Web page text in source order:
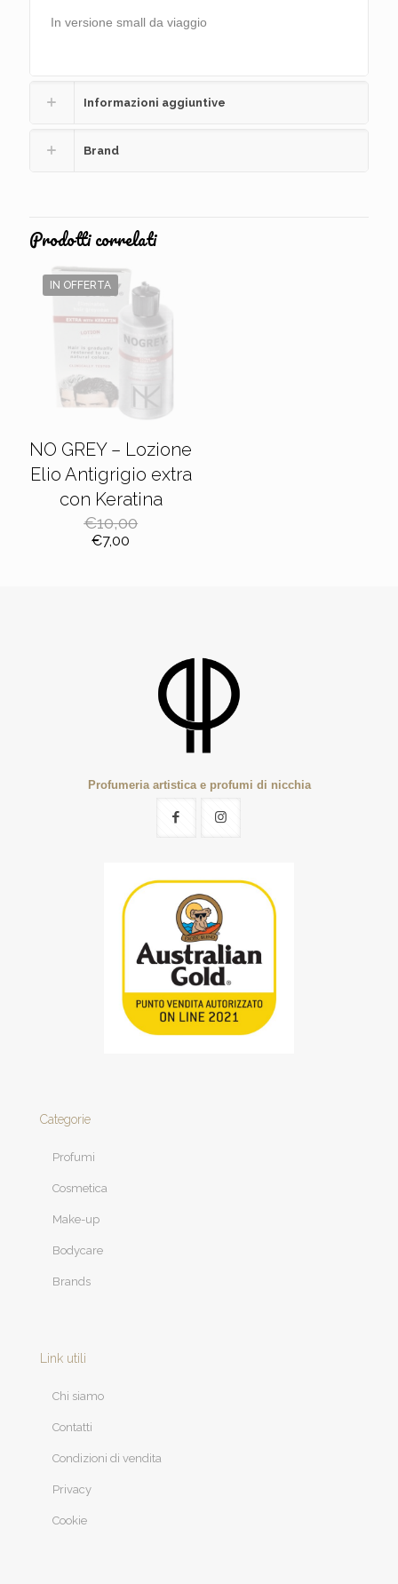
In versione small da viaggio
Informazioni aggiuntive
Brand
Prodotti correlati
IN OFFERTA
NO GREY – Lozione
Elio Antigrigio extra
con Keratina
€10,00
Il
€7,00
Profumeria artistica e profumi di nicchia
Categorie
Profumi
Cosmetica
Make-up
Bodycare
Brands
Link utili
Chi siamo
Contatti
Condizioni di vendita
Privacy
Cookie